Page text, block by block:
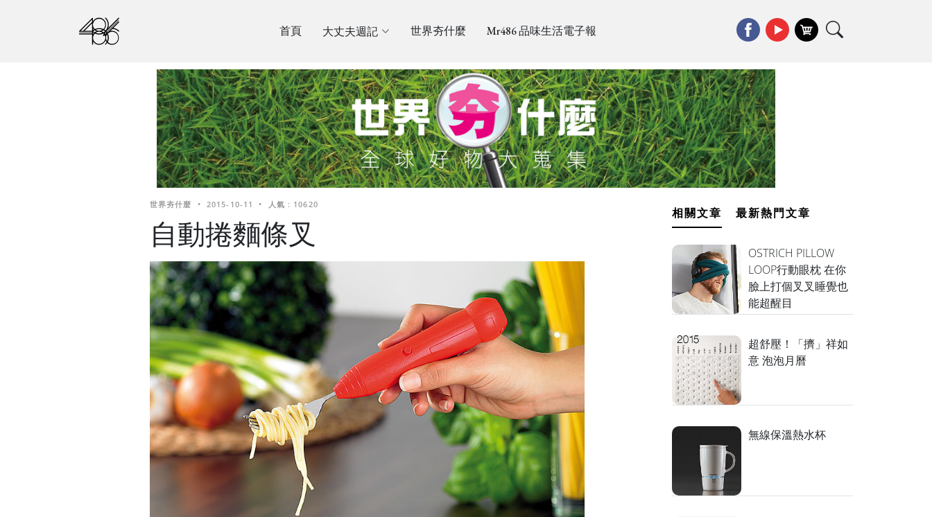
首頁 大丈夫週記 世界夯什麼 Mr486 品味生活電子報
世界夯什麼 • 2015-10-11 • 人氣 : 10620
自動捲麵條叉
相關文章 最新熱門文章
OSTRICH PILLOW
LOOP行動眼枕 在你
臉上打個叉叉睡覺也
能超醒目
超舒壓！「擠」祥如
意 泡泡月曆
無線保溫熱水杯